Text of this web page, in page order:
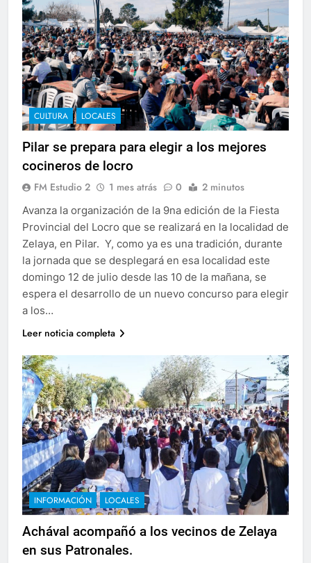
CULTURA LOCALES
Pilar se prepara para elegir a los mejores
cocineros de locro
FM Estudio 2 1 mes atrás 0 2 minutos
Avanza la organización de la 9na edición de la Fiesta
Provincial del Locro que se realizará en la localidad de
Zelaya, en Pilar. Y, como ya es una tradición, durante
la jornada que se desplegará en esa localidad este
domingo 12 de julio desde las 10 de la mañana, se
espera el desarrollo de un nuevo concurso para elegir
a los…
Leer noticia completa
INFORMACIÓN LOCALES
Achával acompañó a los vecinos de Zelaya
en sus Patronales.